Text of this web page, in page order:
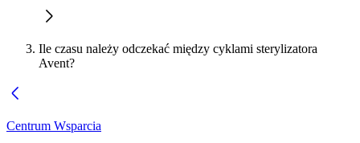
Ile czasu należy odczekać między cyklami sterylizatora
Avent?
Centrum Wsparcia